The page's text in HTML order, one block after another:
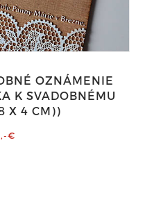
OZNÁMENIE
K SVADOBNÉMU
X 4 CM))
€